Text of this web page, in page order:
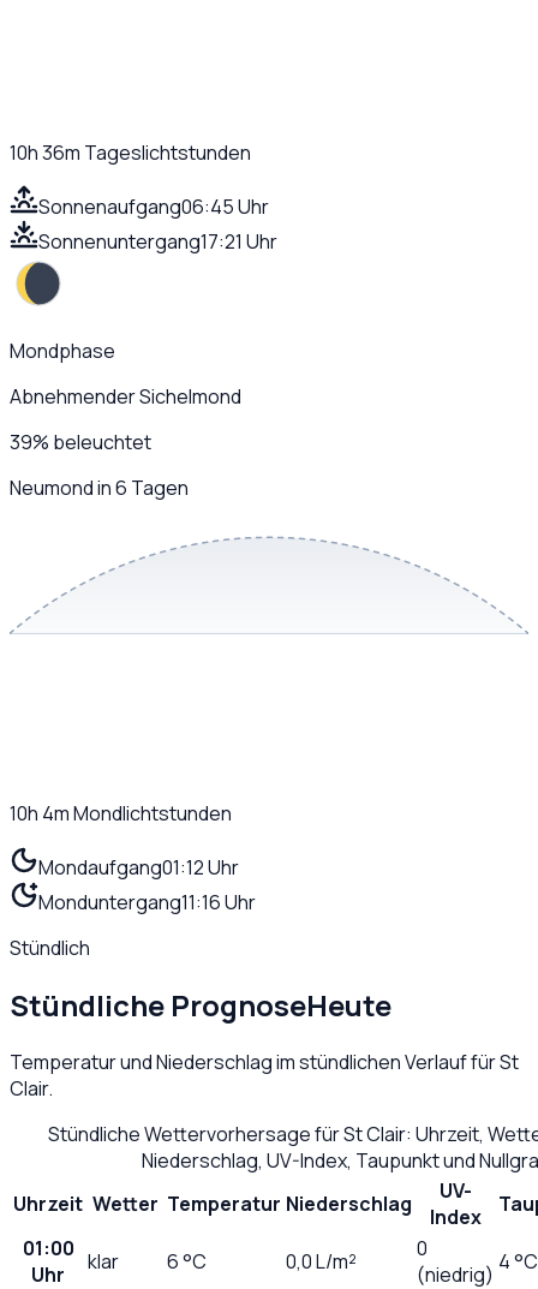
10h 36m Tageslichtstunden
Sonnenaufgang06:45 Uhr
Sonnenuntergang17:21 Uhr
Mondphase
Abnehmender Sichelmond
39% beleuchtet
Neumond in 6 Tagen
10h 4mMondlichtstunden
Mondaufgang01:12 Uhr
Monduntergang11:16 Uhr
Stündlich
Stündliche PrognoseHeute
Temperatur und Niederschlag im stündlichen Verlauf fürSt
Clair.
Stündliche Wettervorhersage fürSt Clair: Uhrzeit,
Niederschlag, UV-Index, Taupunkt und
Uhrzeit Wetter Temperatur Niederschlag
UV-
Index
01:00
Uhr
klar 6°C 0,0L/m²
0
(niedrig) 4 °C